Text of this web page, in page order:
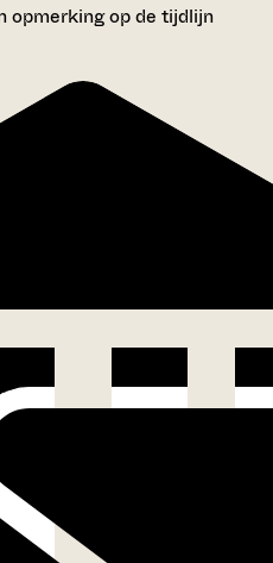
opmerking op de tijdlijn